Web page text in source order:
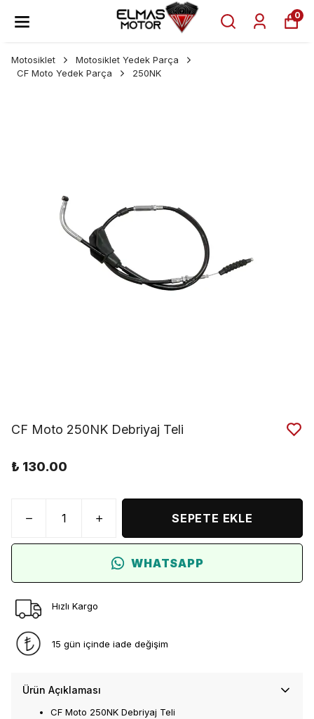
0
Motosiklet
Motosiklet Yedek Parça
CF Moto Yedek Parça
250NK
CF Moto 250NK Debriyaj Teli
₺ 130.00
SEPETE EKLE
WHATSAPP
Hızlı Kargo
15 gün içinde iade değişim
Ürün Açıklaması
CF Moto 250NK Debriyaj Teli